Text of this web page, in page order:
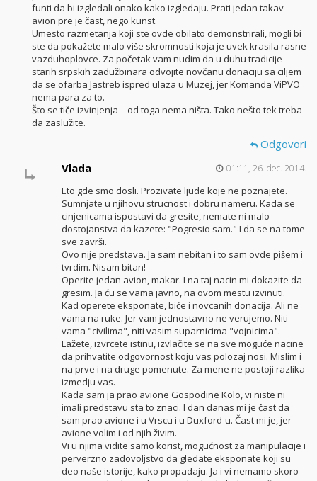
funti da bi izgledali onako kako izgledaju. Prati jedan takav
avion pre je čast, nego kunst.
Umesto razmetanja koji ste ovde obilato demonstrirali, mogli bi
ste da pokažete malo više skromnosti koja je uvek krasila rasne
vazduhoplovce. Za početak vam nudim da u duhu tradicije
starih srpskih zadužbinara odvojite novčanu donaciju sa ciljem
da se ofarba Jastreb ispred ulaza u Muzej, jer Komanda ViPVO
nema para za to.
Što se tiče izvinjenja – od toga nema ništa. Tako nešto tek treba
da zaslužite.
Odgovori
Vlada
01:11, 26. dec. 2014.
Eto gde smo dosli. Prozivate ljude koje ne poznajete.
Sumnjate u njihovu strucnost i dobru nameru. Kada se
cinjenicama ispostavi da gresite, nemate ni malo
dostojanstva da kazete: "Pogresio sam." I da se na tome
sve završi.
Ovo nije predstava. Ja sam nebitan i to sam ovde pišem i
tvrdim. Nisam bitan!
Operite jedan avion, makar. I na taj nacin mi dokazite da
gresim. Ja ću se vama javno, na ovom mestu izvinuti.
Kad operete eksponate, biće i novcanih donacija. Ali ne
vama na ruke. Jer vam jednostavno ne verujemo. Niti
vama "civilima", niti vasim suparnicima "vojnicima".
Lažete, izvrcete istinu, izvlačite se na sve moguće nacine
da prihvatite odgovornost koju vas polozaj nosi. Mislim i
na prve i na druge pomenute. Za mene ne postoji razlika
izmedju vas.
Kada sam ja prao avione Gospodine Kolo, vi niste ni
imali predstavu sta to znaci. I dan danas mi je čast da
sam prao avione i u Vrscu i u Duxford-u. Čast mi je, jer
avione volim i od njih živim.
Vi u njima vidite samo korist, mogućnost za manipulacije i
perverzno zadovoljstvo da gledate eksponate koji su
deo naše istorije, kako propadaju. Ja i vi nemamo skoro